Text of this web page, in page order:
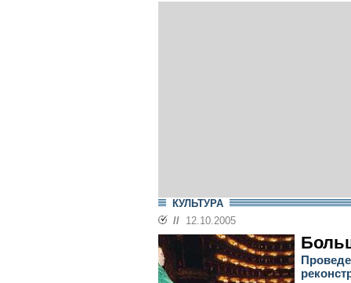
КУЛЬТУРА
// 12.10.2005